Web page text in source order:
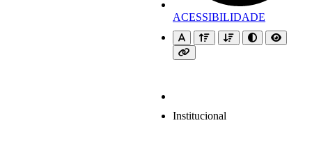
ACESSIBILIDADE
Institucional